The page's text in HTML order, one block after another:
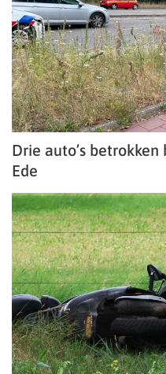
Drie auto’s
Ede